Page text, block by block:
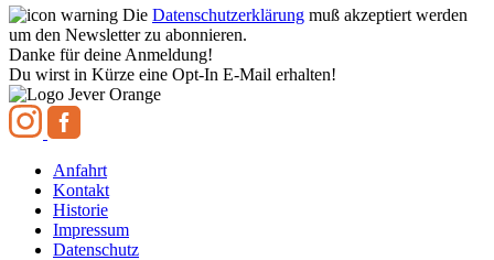
Die Datenschutzerklärung muß akzeptiert werden
um den Newsletter zu abonnieren.
Danke für deine Anmeldung!
Du wirst in Kürze eine Opt-In E-Mail erhalten!
Anfahrt
Kontakt
Historie
Impressum
Datenschutz